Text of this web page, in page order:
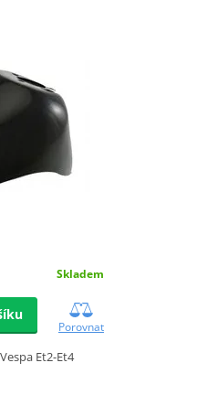
Skladem
Porovnat
Et2-Et4